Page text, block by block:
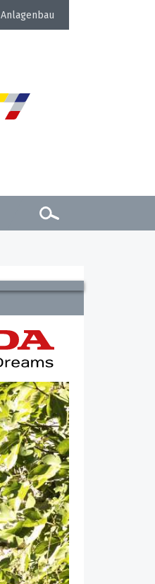
Anlagenbau